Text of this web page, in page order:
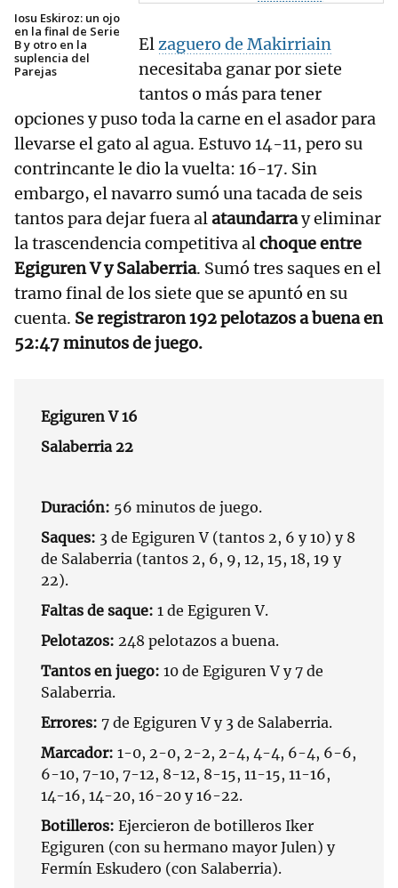
Iosu Eskiroz: un ojo
en la final de Serie
B y otro en la
suplencia del
Parejas
El zaguero de Makirriain
necesitaba ganar por siete
tantos o más para tener
opciones y puso toda la carne en el asador para
llevarse el gato al agua. Estuvo 14-11, pero su
contrincante le dio la vuelta: 16-17. Sin
embargo, el navarro sumó una tacada de seis
tantos para dejar fuera al ataundarray eliminar
la trascendencia competitiva al choque entre
Egiguren V y Salaberria. Sumó tres saques en el
tramo final de los siete que se apuntó en su
cuenta. Se registraron 192 pelotazos a buena en
52:47 minutos de juego.
Egiguren V 16
Salaberria 22
Duración: 56 minutos de juego.
Saques: 3 de Egiguren V (tantos 2, 6 y 10) y 8
de Salaberria (tantos 2, 6, 9, 12, 15, 18, 19 y
22).
Faltas de saque: 1 de Egiguren V.
Pelotazos: 248 pelotazos a buena.
Tantos en juego: 10 de Egiguren V y 7 de
Salaberria.
Errores: 7 de Egiguren V y 3 de Salaberria.
Marcador: 1-0, 2-0, 2-2, 2-4, 4-4, 6-4, 6-6,
6-10, 7-10, 7-12, 8-12, 8-15, 11-15, 11-16,
14-16, 14-20, 16-20 y 16-22.
Botilleros: Ejercieron de botilleros Iker
Egiguren (con su hermano mayor Julen) y
Fermín Eskudero (con Salaberria).